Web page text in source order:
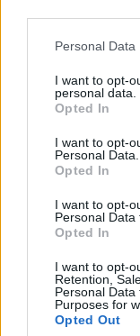
Please note that
not limited to your
grant or deny
use your data for
consent section.
Personal
I want to opt-
personal data.
Opted In
I want to opt-
Personal Data.
Opted In
I want to opt-
Personal Data
Opted In
I want to opt-
Retention,
Personal
Purposes for
Opted Out
hétről
a
Címlapfotó: Balla
Lili/Kultúra.hu
MAGYAR